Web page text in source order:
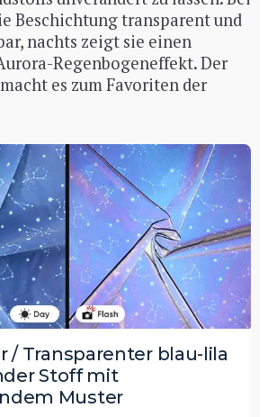
Beschichtung transparent und
nachts zeigt sie einen
Regenbogeneffekt. Der
es zum Favoriten der
/ Transparenter blau-lila
Stoff mit
Muster